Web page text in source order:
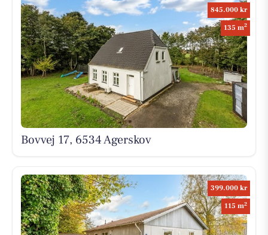
845.000 kr
135 m2
Bovvej 17, 6534 Agerskov
399.000 kr
115 m2